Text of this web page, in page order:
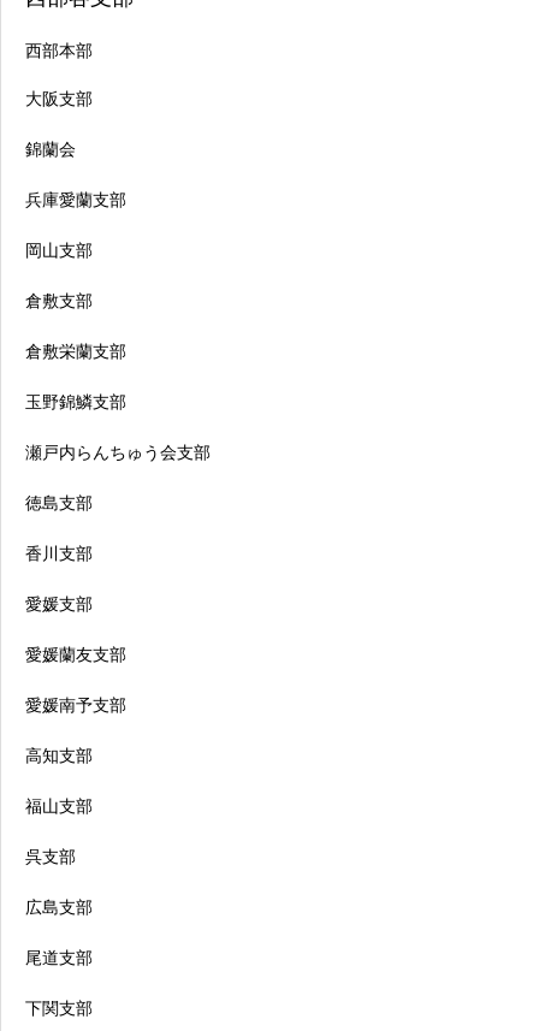
西部本部
大阪支部
錦蘭会
兵庫愛蘭支部
岡山支部
倉敷支部
倉敷栄蘭支部
玉野錦鱗支部
瀬戸内らんちゅう会支部
徳島支部
香川支部
愛媛支部
愛媛蘭友支部
愛媛南予支部
高知支部
福山支部
呉支部
広島支部
尾道支部
下関支部